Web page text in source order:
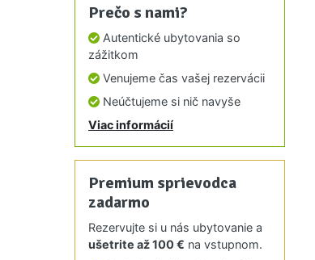
Prečo s nami?
Autentické ubytovania so
zážitkom
Venujeme čas vašej rezervácii
Neúčtujeme si nič navyše
Viac informácií
Premium sprievodca
zadarmo
Rezervujte si u nás ubytovanie a
ušetrite až 100 € na vstupnom.